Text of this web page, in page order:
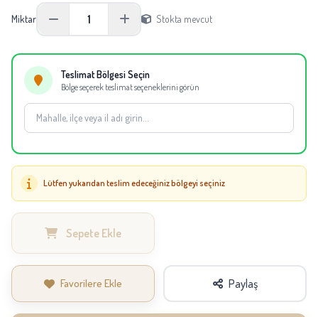
Ortalama 50-65 cm aralığında hazırlanır.
Mevsimsel tedarik durumuna göre aynı kalite ve görünüm korunarak
Miktar 1 Stokta mevcut
Teslimat Bölgesi Seçin
Bölge seçerek teslimat seçeneklerini görün
Lütfen yukarıdan teslim edeceğiniz bölgeyi seçiniz
Sepete Ekle
Favorilere Ekle Paylaş